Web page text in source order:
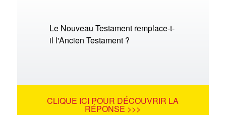
Le Nouveau Testament remplace-t-
il l'Ancien Testament ?
CLIQUE ICI POUR DÉCOUVRIR LA
RÉPONSE >>>